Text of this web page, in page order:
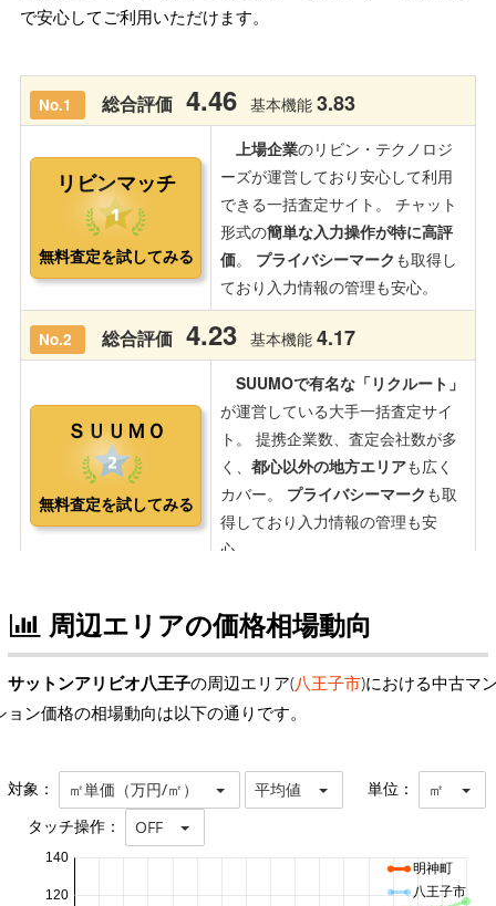
で安心してご利用いただけます。
周辺エリアの価格相場動向
サットンアリビオ八王子の周辺エリア(八王子市)における中古マ
ョン価格の相場動向は以下の通りです。
対象： ㎡単価（万円/㎡） 平均値 単位： ㎡
タッチ操作： OFF
120
140
明神町
八王子市